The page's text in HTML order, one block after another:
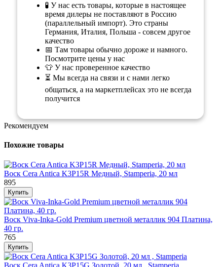
🧪 У нас есть товары, которые в настоящее
время дилеры не поставляют в Россию
(параллельный импорт). Это страны
Германия, Италия, Польша - совсем другое
качество
📅 Там товары обычно дороже и намного.
Посмотрите цены у нас
👕 У нас проверенное качество
⏳ Мы всегда на связи и с нами легко
общаться, а на маркетплейсах это не всегда
получится
Рекомендуем
Похожие товары
Воск Cera Antica K3P15R Медный, Stamperia, 20 мл
895
Воск Viva-Inka-Gold Premium цветной металлик 904 Платина,
40 гр.
765
Воск Cera Antica K3P15G Золотой, 20 мл , Stamperia